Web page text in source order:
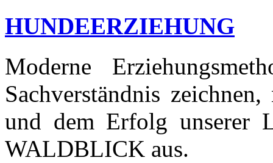
HUNDEERZIEHUNG
Moderne
Sachverständnis
und dem Erfolg unserer
WALDBLICK aus.